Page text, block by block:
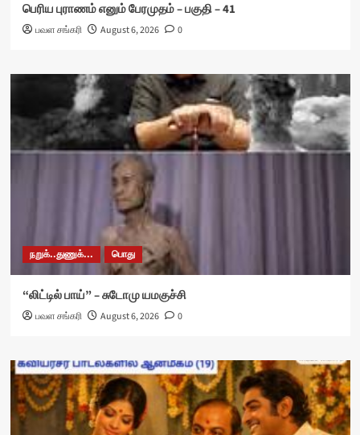
பெரிய புராணம் எனும் பேரமுதம் – பகுதி – 41
பவள சங்கரி August 6, 2026 0
நறுக்..துணுக்... பொது
“லிட்டில் பாய்” – சுடோமு யமகுச்சி
பவள சங்கரி August 6, 2026 0